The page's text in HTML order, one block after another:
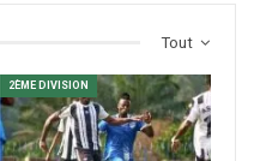
Tout
2ÈME DIVISION